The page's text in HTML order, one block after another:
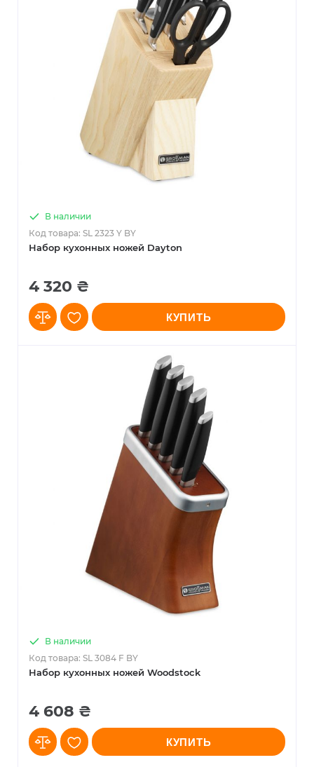
Набор кухонных ножей Dayton
В наличии
Код товара: SL 2323 Y BY
4 320 ₴
КУПИТЬ
Набор кухонных ножей Woodstock
В наличии
Код товара: SL 3084 F BY
4 608 ₴
КУПИТЬ